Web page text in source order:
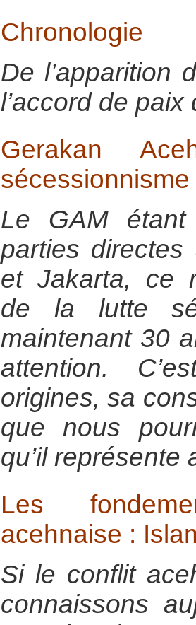
Chronologie
De l’apparition
l’accord de
Gerakan
Le GAM étant
parties
et Jakarta, ce
de la lutte
maintenant 30
attention.
origines, sa
que nous
qu’il représente
Les
acehnaise :
Si le conflit
connaissons